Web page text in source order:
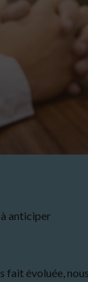
à anticiper
fait évoluée,